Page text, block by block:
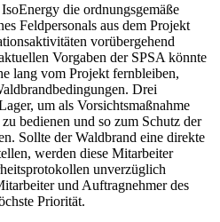
die ordnungsgemäße
Feldpersonals aus dem Projekt
vorübergehend
Vorgaben der SPSA könnte
lang vom Projekt fernbleiben,
Drei
um als Vorsichtsmaßnahme
bedienen und so zum Schutz der
Sollte der Waldbrand eine direkte
werden diese Mitarbeiter
unverzüglich
und Auftragnehmer des
Priorität.